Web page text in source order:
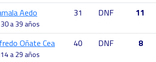
Aedo
a 39 años
31 DNF 11
Oñate Cea
a 29 años
40 DNF 8